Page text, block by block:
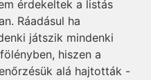
érdekeltek a listás
Ráadásul ha
játszik mindenki
hiszen a
alá hajtották -